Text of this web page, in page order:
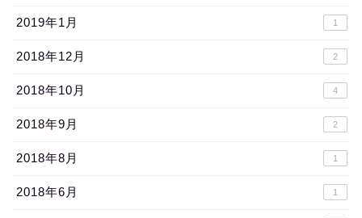
2019年1月 1
2018年12月 2
2018年10月 4
2018年9月 2
2018年8月 1
2018年6月 1